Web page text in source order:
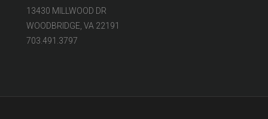
13430 MILLWOOD DR
WOODBRIDGE, VA 22191
703.491.3797